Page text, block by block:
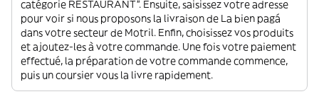
catégorie RESTAURANT”. Ensuite, saisissez votre adresse
pour voir si nous proposons la livraison de La bien pagá
dans votre secteur de Motril. Enfin, choisissez vos produits
et ajoutez-les à votre commande. Une fois votre paiement
effectué, la préparation de votre commande commence,
puis un coursier vous la livre rapidement.